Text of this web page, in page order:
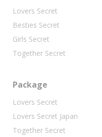
Lovers Secret
Besties Secret
Girls Secret
Together Secret
Package
Lovers Secret
Lovers Secret Japan
Together Secret